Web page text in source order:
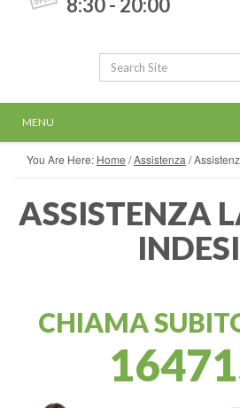
8:30 - 20:00
MENU
You Are Here: Home /Assistenza /
ASSISTENZA
CHIAMA